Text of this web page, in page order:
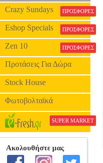
Crazy Sundays ΠΡΟΣΦΟΡΕΣ
Eshop Specials ΠΡΟΣΦΟΡΕΣ
Zen 10 ΠΡΟΣΦΟΡΕΣ
Προτάσεις Για Δώρα
Stock House
Φωτοβολταϊκά
SUPER MARKET